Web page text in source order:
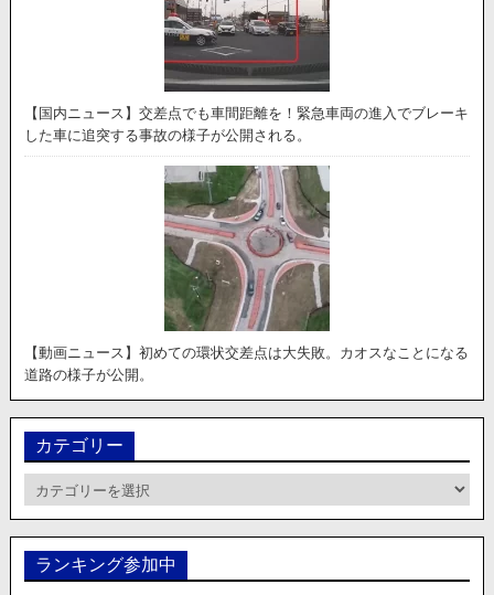
【国内ニュース】交差点でも車間距離を！緊急車両の進入でブレーキ
した車に追突する事故の様子が公開される。
【動画ニュース】初めての環状交差点は大失敗。カオスなことになる
道路の様子が公開。
カテゴリー
テ
リ
ランキング参加中